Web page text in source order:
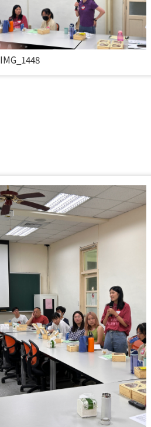
IMG_1448